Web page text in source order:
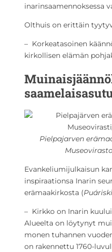
inarinsaamennoksessa
Olthuis on erittäin
– Korkeatasoinen
kirkollisen elämän
Pielpajarven
Evankeliumijulkaisun
inspiraationsa Inarin
erämaakirkosta (
– Kirkko on Inarin
Alueelta on löytynyt
monen tuhannen
on rakennettu 1760-